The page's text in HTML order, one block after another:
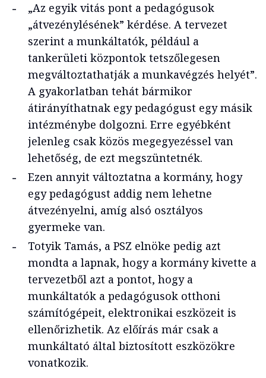
Az egyik vitás pont a pedagógusok
„átvezénylésének” kérdése. A tervezet
szerint a munkáltatók, például a
tankerületi központok tetszőlegesen
megváltoztathatják a munkavégzés helyét .
A gyakorlatban tehát bármikor
átirányíthatnak egy pedagógust egy másik
intézménybe dolgozni. Erre egyébként
jelenleg csak közös megegyezéssel van
lehetőség, de ezt megszüntetnék.
Ezen annyit változtatna a kormány, hogy
egy pedagógust addig nem lehetne
átvezényelni, amíg alsó osztályos
gyermeke van.
Totyik Tamás, a PSZ elnöke pedig azt
mondta a lapnak, hogy a kormány kivette a
tervezetből azt a pontot, hogy a
munkáltatók a pedagógusok otthoni
számítógépeit, elektronikai eszközeit is
ellenőrizhetik. Az előírás már csak a
munkáltató által biztosított eszközökre
vonatkozik.